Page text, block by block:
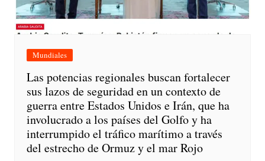
Mundiales
Las potencias regionales buscan fortalecer
sus lazos de seguridad en un contexto de
guerra entre Estados Unidos e Irán, que ha
involucrado a los países del Golfo y ha
interrumpido el tráfico marítimo a través
del estrecho de Ormuz y el mar Rojo